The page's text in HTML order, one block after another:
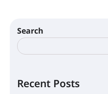
Search
Recent Posts